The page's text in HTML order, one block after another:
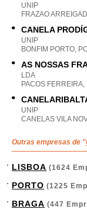
UNIP
FRAZAO
CANELA
UNIP
BONFIM PORTO,
AS NOSSAS
LDA
PACOS FERREIRA,
UNIP
CANELAS VILA
Outras empresas de "
LISBOA (1624
PORTO (1225
BRAGA (447